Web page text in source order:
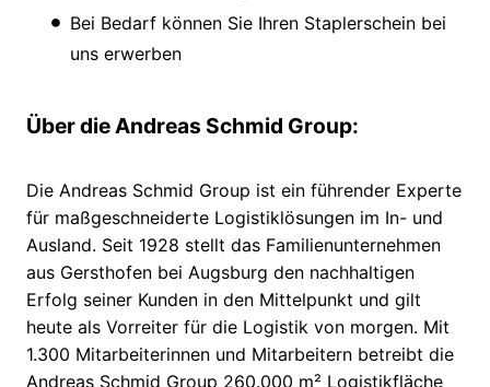
Bei Bedarf können Sie Ihren Staplerschein bei
uns erwerben
Über die Andreas Schmid Group:
Die Andreas Schmid Group ist ein führender Experte
für maßgeschneiderte Logistiklösungen im In- und
Ausland. Seit 1928 stellt das Familienunternehmen
aus Gersthofen bei Augsburg den nachhaltigen
Erfolg seiner Kunden in den Mittelpunkt und gilt
heute als Vorreiter für die Logistik von morgen. Mit
1.300 Mitarbeiterinnen und Mitarbeitern betreibt die
Andreas Schmid Group 260.000 m² Logistikfläche